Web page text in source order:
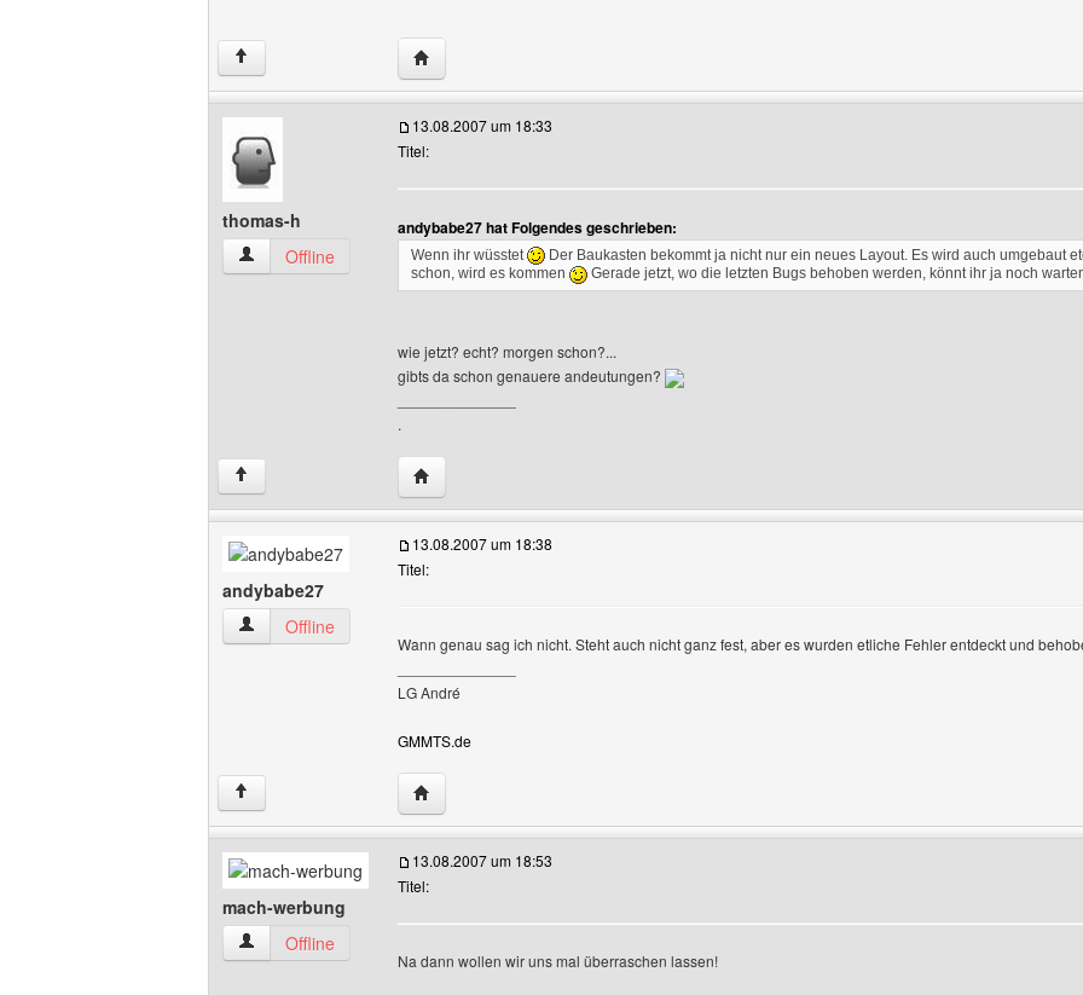
↑ Website dieses Benutzers besuchen: verden4you
thomas-h
thomas-h Benutzer-Profile anzeigen
Offline
13.08.2007 um 18:33
Titel:
andybabe27 hat Folgendes geschrieben:
Wenn ihr wüsstet
Der Baukasten bekommt ja nicht nur ein neues Layout. Es wird auch umgebaut
schon, wird es kommen
Gerade jetzt, wo die letzten Bugs behoben werden, könnt ihr ja noch
wie jetzt? echt? morgen schon?...
gibts da schon genauere andeutungen?
.
↑ Website dieses Benutzers besuchen: thomas-h
andybabe27
andybabe27 Benutzer-Profile anzeigen
Offline
13.08.2007 um 18:38
Titel:
Wann genau sag ich nicht. Steht auch nicht ganz fest, aber es wurden etliche Fehler entdeckt und
LG André
GMMTS.de
↑ Website dieses Benutzers besuchen: andybabe27
mach-werbung
mach-werbung Benutzer-Profile anzeigen
Offline
13.08.2007 um 18:53
Titel:
Na dann wollen wir uns mal überraschen lassen!